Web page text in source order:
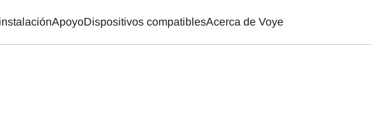
ApoyoDispositivos compatiblesAcerca de Voye